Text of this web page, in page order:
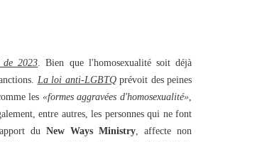
de 2023. Bien que l'homosexualité soit déjà
La loi anti-LGBTQprévoit des peines
les «formes aggravées d'homosexualité»,
entre autres, les personnes qui ne font
du New Ways Ministry, affecte non